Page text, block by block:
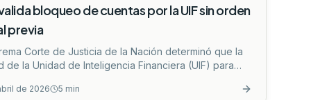
bloqueo de cuentas por la UIF sin orden
previa
Corte de Justicia de la Nación determinó que la
de la Unidad de Inteligencia Financiera (UIF) para
siempre que existan indicios de operaciones
de 2026 5 min